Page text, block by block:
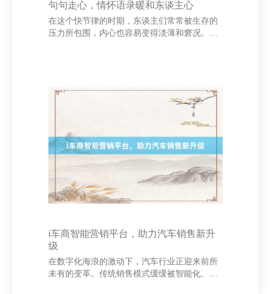
句句走心，情怀语录暖和东谈主心
在这个快节律的时期，东谈主们常常被生存的
压力所包围，内心也容易变得淡薄和窘况。而
的光，即使在最迷蒙的时刻，也能让我看见但
愿。”这么的话语，苟简却深化，让东谈主感受
到被交融、被感触的暖和。偶然期，咱们不需
要太多丽都的讲话，一句诚挚的致意，一个苟
简的拥抱，就足以让心灵获取诊治。 江西特尼
贸易有限公司 - 首页 东谈主生路上，咱们会遭
i车商智能营销平台，助力汽车销售新升
级
在数字化海浪的激动下，汽车行业正迎来前所
未有的变革。传统销售模式缓缓被智能化、数